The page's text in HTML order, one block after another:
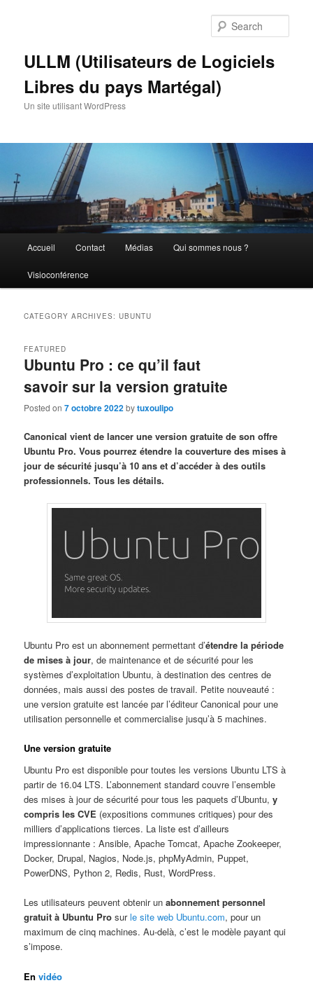
ULLM (Utilisateurs de Logiciels
Libres du pays Martégal)
Un site utilisant WordPress
Accueil Contact Médias Qui sommes nous ?
Visioconférence
CATEGORY ARCHIVES:UBUNTU
Ubuntu Pro : ce qu’il faut
savoir sur la version gratuite
FEATURED
Posted on7 octobre 2022bytuxoulipo
Canonical vient de lancer une version gratuite de son offre
Ubuntu Pro. Vous pourrez étendre la couverture des mises à
jour de sécurité jusqu’à 10 ans et d’accéder à des outils
professionnels. Tous les détails.
Ubuntu Pro est un abonnement permettant d’étendre la période
de mises à jour, de maintenance et de sécurité pour les
systèmes d’exploitation Ubuntu, à destination des centres de
données, mais aussi des postes de travail. Petite nouveauté :
une version gratuite est lancée par l’éditeur Canonical pour une
utilisation personnelle et commercialise jusqu’à 5 machines.
Une version gratuite
Ubuntu Pro est disponible pour toutes les versions Ubuntu LTS à
partir de 16.04 LTS. L’abonnement standard couvre l’ensemble
des mises à jour de sécurité pour tous les paquets d’Ubuntu,y
compris les CVE (expositions communes critiques) pour des
milliers d’applications tierces. La liste est d’ailleurs
impressionnante : Ansible, Apache Tomcat, Apache Zookeeper,
Docker, Drupal, Nagios, Node.js, phpMyAdmin, Puppet,
PowerDNS, Python 2, Redis, Rust, WordPress.
Les utilisateurs peuvent obtenir unabonnement personnel
gratuit à Ubuntu Pro surle site web Ubuntu.com, pour un
maximum de cinq machines. Au-delà, c’est le modèle payant qui
s’impose.
Envidéo